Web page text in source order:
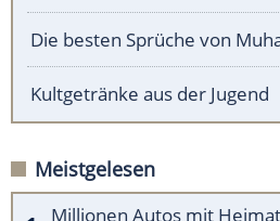
Die besten Sprüche von
Kultgetränke aus der Jugend
Meistgelesen
Millionen Autos mit